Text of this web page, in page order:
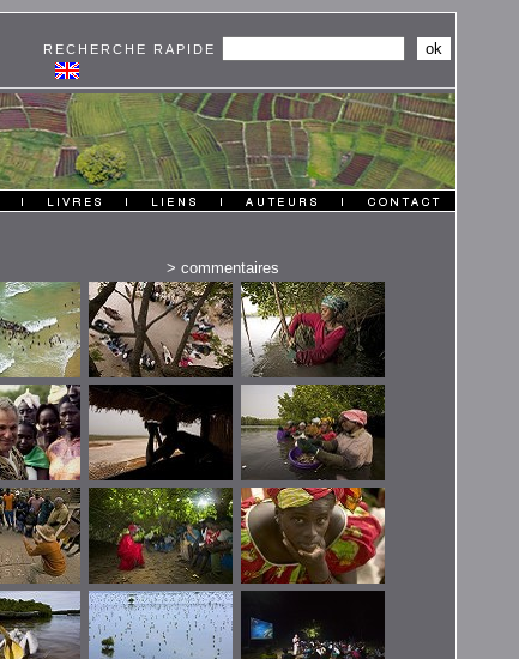
RECHERCHE RAPIDE
> commentaires